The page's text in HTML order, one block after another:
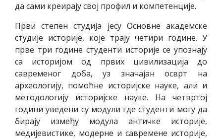
да сами креирају свој профил и компетенције.
Први степен студија јесу Основне академске
студије историје, које трају четири године. У
прве три године студенти историје се упознају
са историјом од првих цивилизација до
савременог доба, уз значајан осврт на
археологију, помоћне историјске науке, али и
методологију историјске науке. На четвртој
години уведени су модули где студенти могу да
бирају између модула античке историје,
медијевистике, модерне и савремене историје,